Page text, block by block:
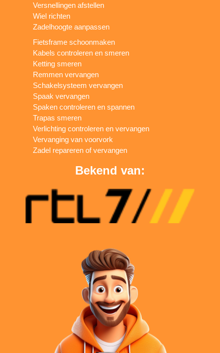
Versnellingen afstellen
Wiel richten
Zadelhoogte aanpassen
Fietsframe schoonmaken
Kabels controleren en smeren
Ketting smeren
Remmen vervangen
Schakelsysteem vervangen
Spaak vervangen
Spaken controleren en spannen
Trapas smeren
Verlichting controleren en vervangen
Vervanging van voorvork
Zadel repareren of vervangen
Bekend van: